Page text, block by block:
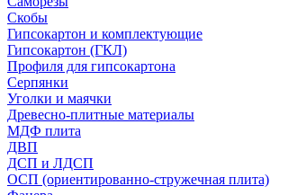
Скобы
Гипсокартон и комплектующие
Гипсокартон (ГКЛ)
Профиля для гипсокартона
Серпянки
Уголки и маячки
Древесно-плитные материалы
МДФ плита
ДВП
ДСП и ЛДСП
ОСП (ориентированно-стружечная плита)